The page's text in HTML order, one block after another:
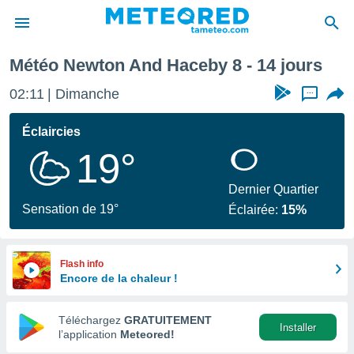
de
en
Météo Newton And Haceby 8 - 14 jours
02:11 Dimanche ...
Éclaircies
19°
Sensation de 19°
Dernier Quartier
Éclairée: 15%
Flash info
Encore de la chaleur !
Téléchargez GRATUITEMENT
l’application Meteored!
Installer